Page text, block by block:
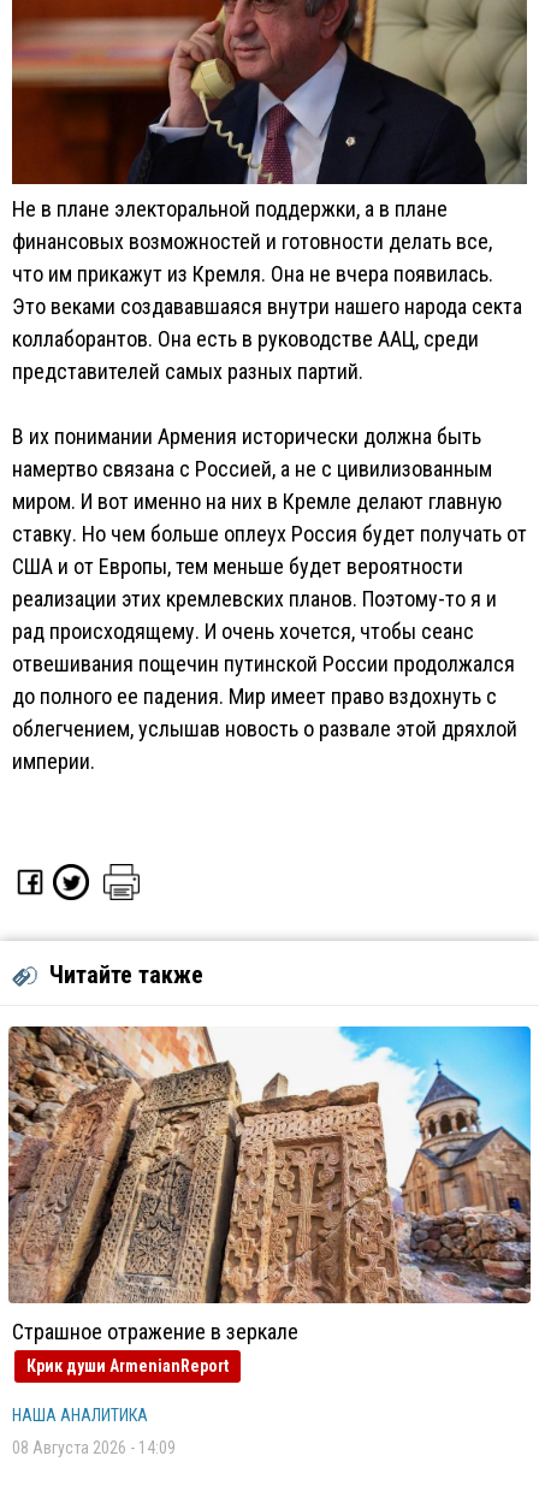
Не в плане электоральной поддержки, а в плане
финансовых возможностей и готовности делать все,
что им прикажут из Кремля. Она не вчера появилась.
Это веками создававшаяся внутри нашего народа секта
коллаборантов. Она есть в руководстве ААЦ, среди
представителей самых разных партий.
В их понимании Армения исторически должна быть
намертво связана с Россией, а не с цивилизованным
миром. И вот именно на них в Кремле делают главную
ставку. Но чем больше оплеух Россия будет получать от
США и от Европы, тем меньше будет вероятности
реализации этих кремлевских планов. Поэтому-то я и
рад происходящему. И очень хочется, чтобы сеанс
отвешивания пощечин путинской России продолжался
до полного ее падения. Мир имеет право вздохнуть с
облегчением, услышав новость о развале этой дряхлой
империи.
Читайте также
Страшное отражение в зеркале
Крик души ArmenianReport
НАША АНАЛИТИКА
08 Августа 2026 - 14:09